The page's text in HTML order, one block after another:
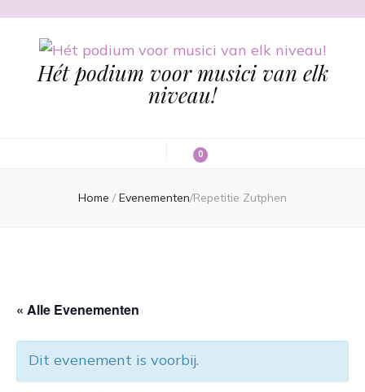
Hét podium voor musici van elk
niveau!
0
Home / Evenementen/Repetitie Zutphen
« Alle Evenementen
Dit evenement is voorbij.